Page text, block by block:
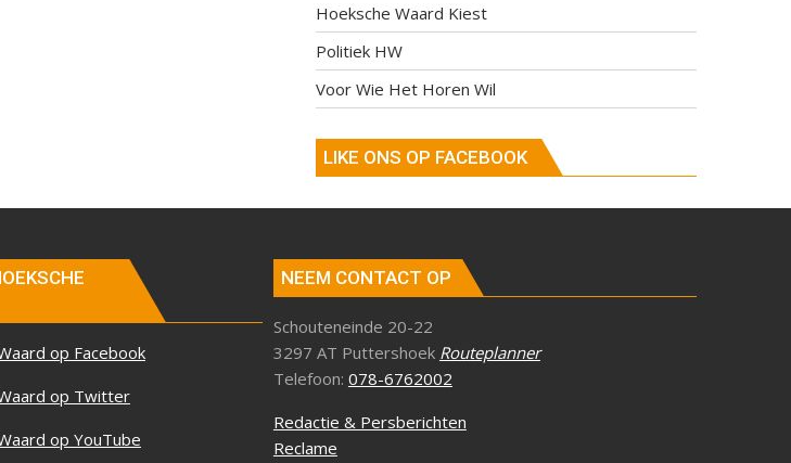
Hoeksche Waard Kiest
Politiek HW
Voor Wie Het Horen Wil
LIKE ONS OP FACEBOOK
op Facebook
op Twitter
op YouTube
NEEM CONTACT OP
Schouteneinde 20-22
3297 AT Puttershoek Routeplanner
Telefoon: 078-6762002
Redactie & Persberichten
Reclame